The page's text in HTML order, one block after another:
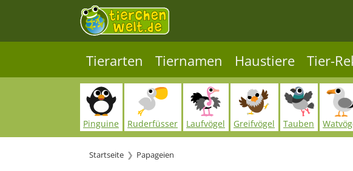
Tierarten Tiernamen Haustiere Tier-
Pinguine Ruderfüsser Laufvögel Greifvögel Tauben
Startseite Papageien